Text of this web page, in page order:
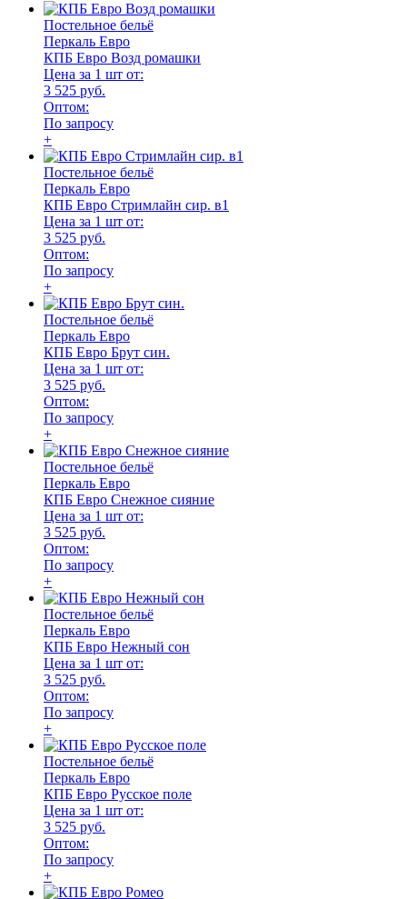
Постельное бельё
Перкаль Евро
КПБ Евро Возд ромашки
Цена за 1 шт от:
3 525 руб.
Оптом:
По запросу
+
Постельное бельё
Перкаль Евро
КПБ Евро Стримлайн сир. в1
Цена за 1 шт от:
3 525 руб.
Оптом:
По запросу
+
Постельное бельё
Перкаль Евро
КПБ Евро Брут син.
Цена за 1 шт от:
3 525 руб.
Оптом:
По запросу
+
Постельное бельё
Перкаль Евро
КПБ Евро Снежное сияние
Цена за 1 шт от:
3 525 руб.
Оптом:
По запросу
+
Постельное бельё
Перкаль Евро
КПБ Евро Нежный сон
Цена за 1 шт от:
3 525 руб.
Оптом:
По запросу
+
Постельное бельё
Перкаль Евро
КПБ Евро Русское поле
Цена за 1 шт от:
3 525 руб.
Оптом:
По запросу
+